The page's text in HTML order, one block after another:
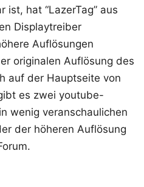
hat “LazerTag” aus
Displaytreiber
Auflösungen
originalen Auflösung des
auf der Hauptseite von
es zwei youtube-
wenig veranschaulichen
der höheren Auflösung